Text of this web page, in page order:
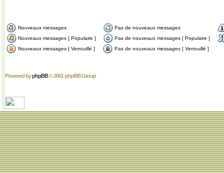
Nouveaux messages
Pas de nouveaux messages
Nouveaux messages [ Populaire ]
Pas de nouveaux messages [ Populaire ]
Nouveaux messages [ Verrouillé ]
Pas de nouveaux messages [ Verrouillé ]
Powered byphpBB© 2001 phpBB Group